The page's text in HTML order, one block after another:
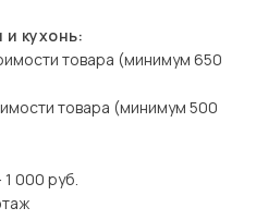
кухонь:
товара (минимум 650
товара (минимум 500
000 руб.